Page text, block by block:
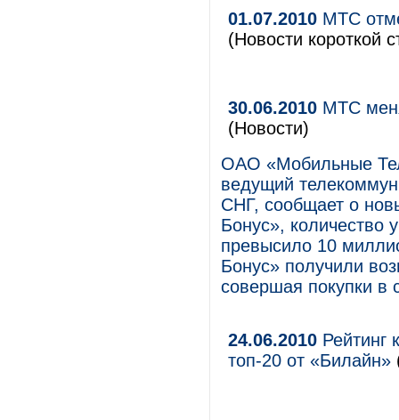
01.07.2010 МТС
(Новости короткой
30.06.2010 МТС
(Новости)
ОАО «Мобильные
ведущий
СНГ, сообщает о
Бонус», количество
превысило 10
Бонус» получили
совершая покупки в
24.06.2010 Рейтинг
топ-20 от «Билайн»